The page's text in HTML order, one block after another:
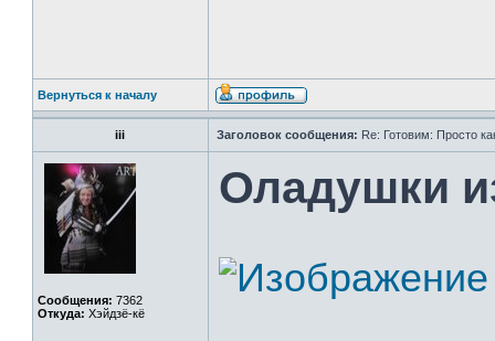
Вернуться к началу
iii Заголовок сообщения: Re: Готовим: Просто
Сообщения: 7362
Откуда: Хэйдзё-кё
Оладушки